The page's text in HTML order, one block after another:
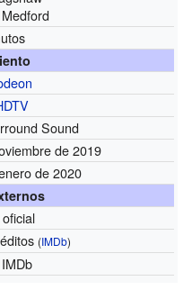
Sound
de 2019
de 2020
(IMDb)